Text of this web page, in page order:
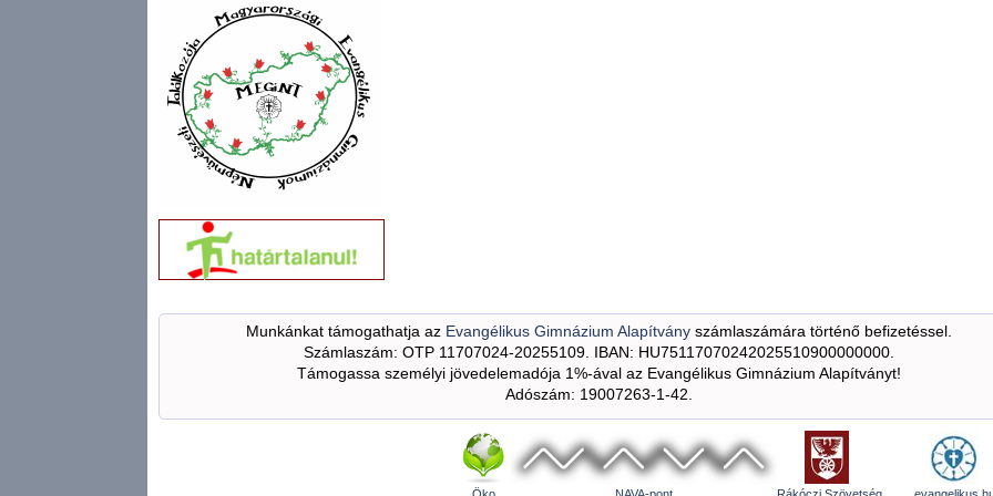
Munkánkat támogathatja az Evangélikus Gimnázium Alapítványszámlaszámára történő befizetéssel.
Számlaszám: OTP 11707024-20255109. IBAN: HU75117070242025510900000000.
Támogassa személyi jövedelemadója 1%-ával az Evangélikus Gimnázium Alapítványt!
Adószám: 19007263-1-42.